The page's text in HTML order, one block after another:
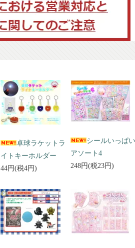
卓球ラケットラ
イトキーホルダー
44円(税4円)
シールいっぱい
アソート4
248円(税23円)